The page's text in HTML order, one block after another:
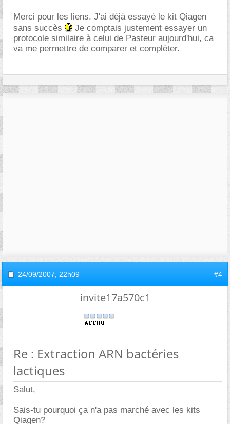
Merci pour les liens. J'ai déjà essayé le kit Qiagen
sans succès
Je comptais justement essayer un
protocole similaire à celui de Pasteur aujourd'hui, ca
va me permettre de comparer et complèter.
24/09/2007, 22h09 #4
invite17a570c1
Re : Extraction ARN bactéries
lactiques
Salut,
Sais-tu pourquoi ça n'a pas marché avec les kits
Qiagen?